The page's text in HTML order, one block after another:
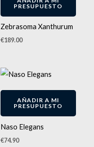
PRESUPUESTO
Zebrasoma Xanthurum
€189.00
AÑADIR A MI
PRESUPUESTO
Naso Elegans
€74.90